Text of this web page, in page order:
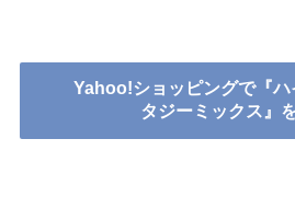
Yahoo!ショッピングで『ハ
タジーミックス』